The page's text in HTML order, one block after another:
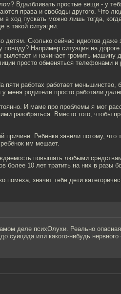
Вдалбливать простые вещи - у
права и свободы другого. Что
ход пускать можно лишь тогда,
в такой ситуации.
детям. Сколько сейчас идиотов даже
поводу? Например ситуация на
и начинает громить машину
просто обменяться телефонами и
пяти работах работает
меня родители просто работали
И маме про проблемы я мог
разобраться. Вместо того, чтобы
причине. Ребёнка завели потому, что
им мешает.
повышать любыми
более 10 лет тратить на них в разы
помеха, значит тебе дети
деле психОлухи. Реально
суицида или какого-нибудь нервного